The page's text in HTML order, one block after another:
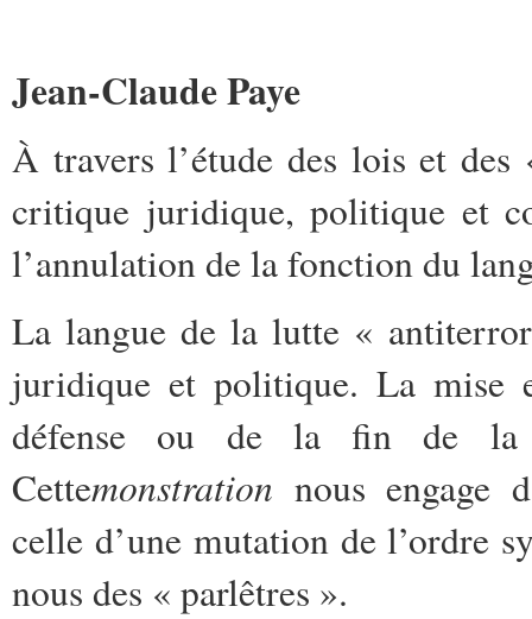
Jean-Claude Paye
À travers l’étude des lois et
critique juridique, politique et
l’annulation de la fonction du
La langue de la lutte «
juridique et politique. La mise
défense ou de la fin de la
Cettemonstration nous engage
celle d’une mutation de l’ordre
nous des « parlêtres ».